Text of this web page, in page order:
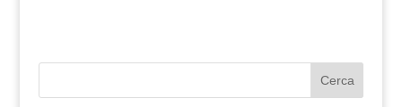
Cerca